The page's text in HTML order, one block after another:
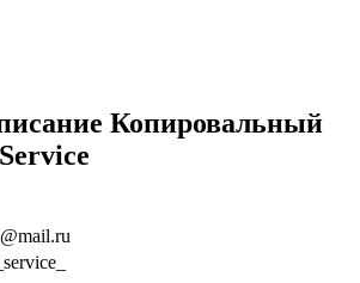
Копировальный